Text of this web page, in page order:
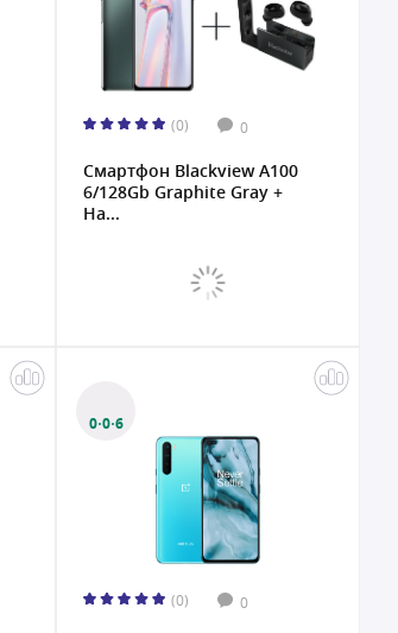
(0) 0
Смартфон Blackview A100
6/128Gb Graphite Gray +
На...
0·0·6
(0) 0